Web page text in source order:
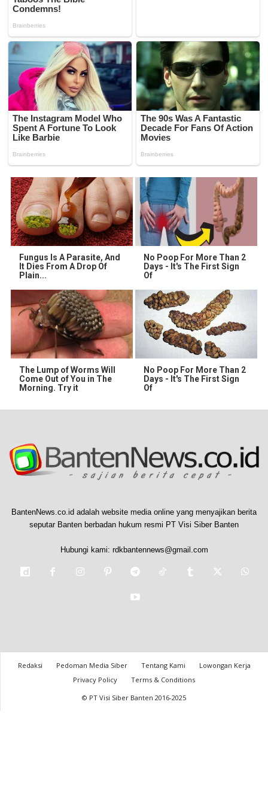
Fungus Is A Parasite, And
It Dies From A Drop Of
Plain...
No Poop For More Than 2
Days - It's The First Sign
Of
The Lump of Worms Will
Come Out of You in The
Morning. Try it
No Poop For More Than 2
Days - It's The First Sign
Of
BantenNews.co.id adalah website media online yang menyajikan berita
seputar Banten berbadan hukum resmi PT Visi Siber Banten
Hubungi kami: rdkbantennews@gmail.com
Redaksi Pedoman Media Siber Tentang Kami
Lowongan Kerja
Privacy Policy
Terms & Conditions
© PT Visi Siber Banten 2016-2025